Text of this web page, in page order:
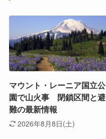
マウント・レーニア国立公
園で山火事 閉鎖区間と避
難の最新情報
2026年8月8日(土)